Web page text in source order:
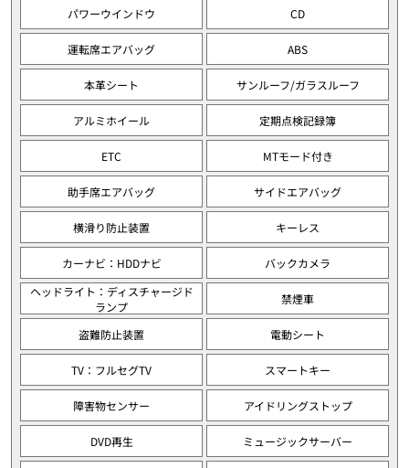
パワーウインドウ CD
運転席エアバッグ ABS
本革シート サンルーフ/ガラスルーフ
アルミホイール 定期点検記録簿
ETC MTモード付き
助手席エアバッグ サイドエアバッグ
横滑り防止装置 キーレス
カーナビ：HDDナビ
バックカメラ
ヘッドライト：ディスチャージド
ランプ
禁煙車
盗難防止装置 電動シート
TV：フルセグTV スマートキー
障害物センサー アイドリングストップ
DVD再生 ミュージックサーバー